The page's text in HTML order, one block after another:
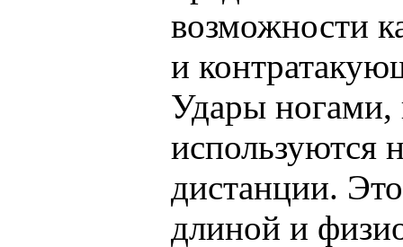
возможности
и
Удары ногами,
используются
дистанции.
длиной и